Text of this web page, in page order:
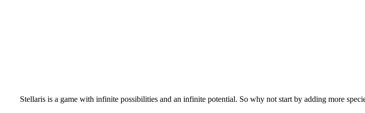
Stellaris is a game with infinite possibilities and an infinite potential. So why not start by adding more